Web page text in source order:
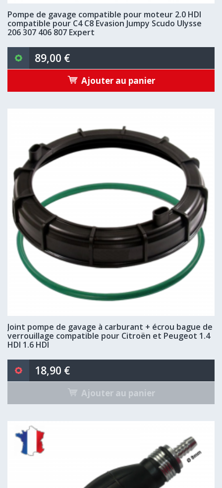
Pompe de gavage compatible pour moteur 2.0 HDI
compatible pour C4 C8 Evasion Jumpy Scudo Ulysse
206 307 406 807 Expert
89,00 €
Ajouter au panier
Joint pompe de gavage à carburant + écrou bague de
verrouillage compatible pour Citroën et Peugeot 1.4
HDI 1.6 HDI
18,90 €
Ajouter au panier